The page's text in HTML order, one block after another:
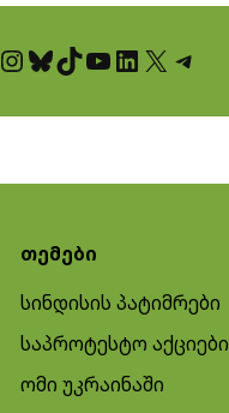
InstagramBluesky TikTok YouTube LinkedIn X Telegram
თემები
სინდისის პატიმრები
საპროტესტო აქციები
ომი უკრაინაში